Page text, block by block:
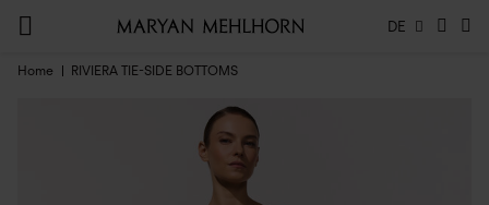
DE
Home RIVIERA TIE-SIDE BOTTOMS